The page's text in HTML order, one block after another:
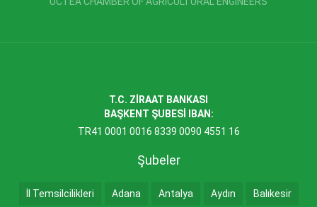
T.C. ZİRAAT BANKASI
BAŞKENT ŞUBESİ IBAN:
TR41 0001 0016 8339 0090 4551 16
Şubeler
İl Temsilcilikleri Adana Antalya Aydın Balıkesir